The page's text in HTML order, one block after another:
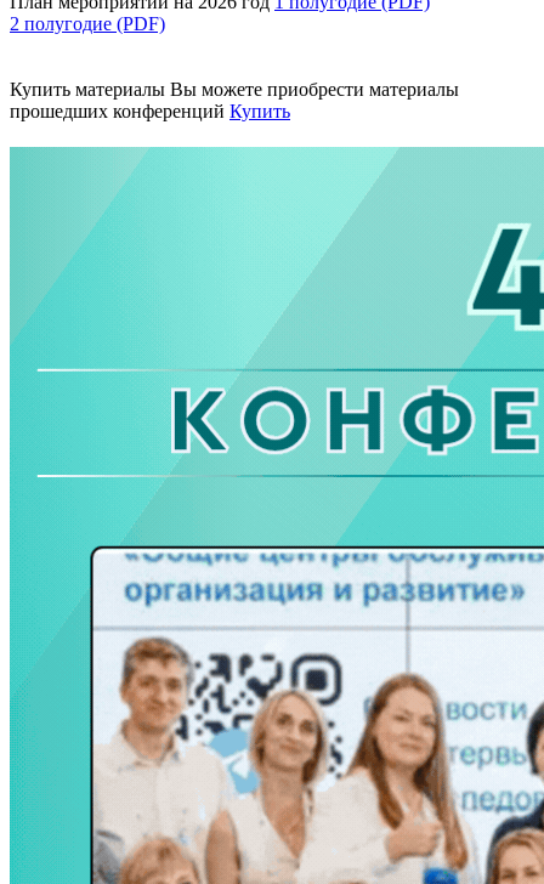
2 полугодие (PDF)
Купить материалы Вы можете приобрести материалы
прошедших конференций Купить